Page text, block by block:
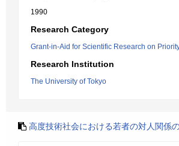
1990
Research Category
Grant-in-Aid for Scientific Research on
Research Institution
The University of Tokyo
高度技術社会における若者の対人関係